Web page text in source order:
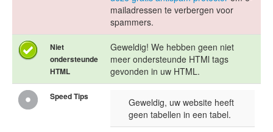
mailadressen te verbergen voor
spammers.
Niet
ondersteunde
HTML
Geweldig! We hebben geen niet
meer ondersteunde HTMl tags
gevonden in uw HTML.
Speed Tips
Geweldig, uw website heeft
geen tabellen in een tabel.